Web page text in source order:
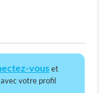
vouset
votre profil